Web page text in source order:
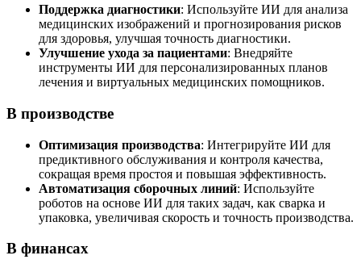
Поддержка диагностики: Используйте ИИ для анализа
медицинских изображений и прогнозирования рисков
для здоровья, улучшая точность диагностики.
Улучшение ухода за пациентами: Внедряйте
инструменты ИИ для персонализированных планов
лечения и виртуальных медицинских помощников.
В производстве
Оптимизация производства: Интегрируйте ИИ для
предиктивного обслуживания и контроля качества,
сокращая время простоя и повышая эффективность.
Автоматизация сборочных линий: Используйте
роботов на основе ИИ для таких задач, как сварка и
упаковка, увеличивая скорость и точность производства.
В финансах